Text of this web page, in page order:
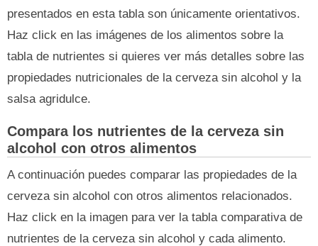
presentados en esta tabla son únicamente orientativos.
Haz click en las imágenes de los alimentos sobre la
tabla de nutrientes si quieres ver más detalles sobre las
propiedades nutricionales de la cerveza sin alcohol y la
salsa agridulce.
Compara los nutrientes de la cerveza sin
alcohol con otros alimentos
A continuación puedes comparar las propiedades de la
cerveza sin alcohol con otros alimentos relacionados.
Haz click en la imagen para ver la tabla comparativa de
nutrientes de la cerveza sin alcohol y cada alimento.